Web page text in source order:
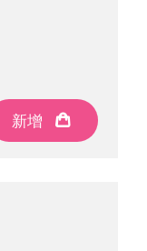
新增
新增
新增
新增